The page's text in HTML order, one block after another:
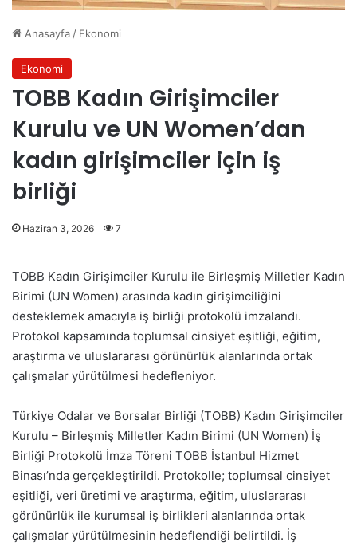
Anasayfa / Ekonomi
Ekonomi
TOBB Kadın Girişimciler
Kurulu ve UN Women’dan
kadın girişimciler için iş
birliği
Haziran 3, 2026 7
TOBB Kadın Girişimciler Kurulu ile Birleşmiş Milletler Kadın
Birimi (UN Women) arasında kadın girişimciliğini
desteklemek amacıyla iş birliği protokolü imzalandı.
Protokol kapsamında toplumsal cinsiyet eşitliği, eğitim,
araştırma ve uluslararası görünürlük alanlarında ortak
çalışmalar yürütülmesi hedefleniyor.
Türkiye Odalar ve Borsalar Birliği (TOBB) Kadın Girişimciler
Kurulu – Birleşmiş Milletler Kadın Birimi (UN Women) İş
Birliği Protokolü İmza Töreni TOBB İstanbul Hizmet
Binası’nda gerçekleştirildi. Protokolle; toplumsal cinsiyet
eşitliği, veri üretimi ve araştırma, eğitim, uluslararası
görünürlük ile kurumsal iş birlikleri alanlarında ortak
çalışmalar yürütülmesinin hedeflendiği belirtildi. İş